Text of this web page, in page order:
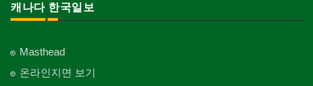
캐나다 한국일보
Masthead
온라인지면 보기